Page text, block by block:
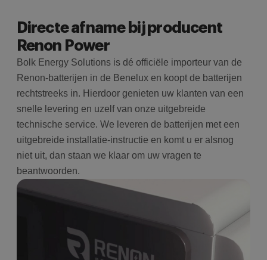
Directe afname bij producent
Renon Power
Bolk Energy Solutions is dé officiële importeur van de
Renon-batterijen in de Benelux en koopt de batterijen
rechtstreeks in. Hierdoor genieten uw klanten van een
snelle levering en uzelf van onze uitgebreide
technische service. We leveren de batterijen met een
uitgebreide installatie-instructie en komt u er alsnog
niet uit, dan staan we klaar om uw vragen te
beantwoorden.